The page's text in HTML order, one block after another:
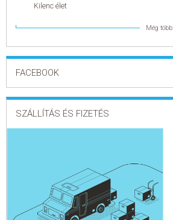
Kilenc élet
Még több
FACEBOOK
SZÁLLÍTÁS ÉS FIZETÉS